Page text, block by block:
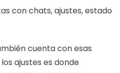
con chats, ajustes, estado
cuenta con esas
ajustes es donde